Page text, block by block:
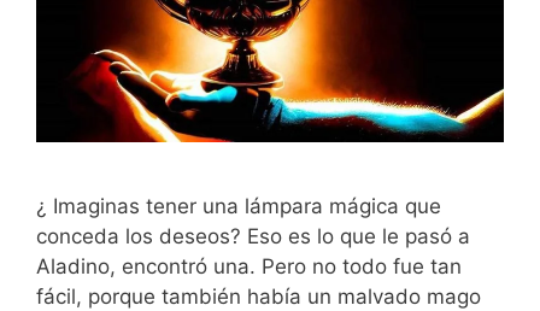
¿ Imaginas tener una lámpara mágica que
conceda los deseos? Eso es lo que le pasó a
Aladino, encontró una. Pero no todo fue tan
fácil, porque también había un malvado mago